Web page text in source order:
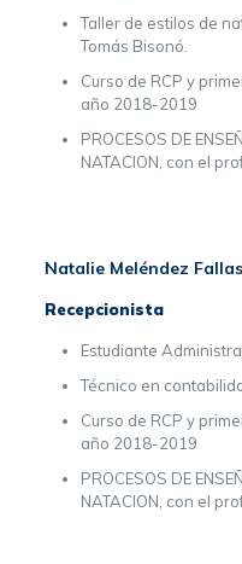
Taller de estilos de
Tomás Bisonó.
Curso de RCP y
año 2018-2019
PROCESOS DE
NATACION, con el
Natalie Meléndez Fallas
Recepcionista
Estudiante
Técnico en
Curso de RCP y
año 2018-2019
PROCESOS DE
NATACION, con el